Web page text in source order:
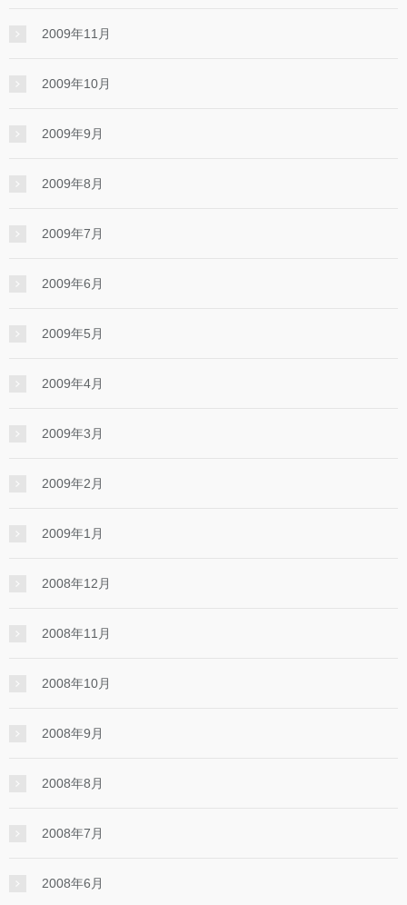
2009年11月
2009年10月
2009年9月
2009年8月
2009年7月
2009年6月
2009年5月
2009年4月
2009年3月
2009年2月
2009年1月
2008年12月
2008年11月
2008年10月
2008年9月
2008年8月
2008年7月
2008年6月